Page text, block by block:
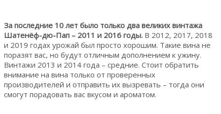
За последние 10 лет было только два великих винтажа
Шатенёф-дю-Пап – 2011 и 2016 годы. В 2012, 2017, 2018
и 2019 годах урожай был просто хорошим. Такие вина не
поразят вас, но будут отличным дополнением к ужину.
Винтажи 2013 и 2014 года – средние. Стоит обратить
внимание на вина только от проверенных
производителей и отправить их вызревать – тогда они
смогут порадовать вас вкусом и ароматом.